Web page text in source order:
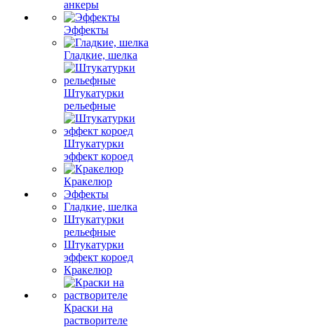
анкеры
Эффекты
Гладкие, шелка
Штукатурки
рельефные
Штукатурки
эффект короед
Кракелюр
Эффекты
Гладкие, шелка
Штукатурки
рельефные
Штукатурки
эффект короед
Кракелюр
Краски на
растворителе